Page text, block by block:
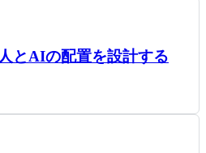
とAIの配置を設計する